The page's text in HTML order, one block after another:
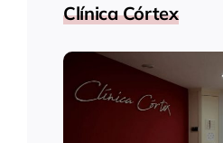
Clínica Córtex